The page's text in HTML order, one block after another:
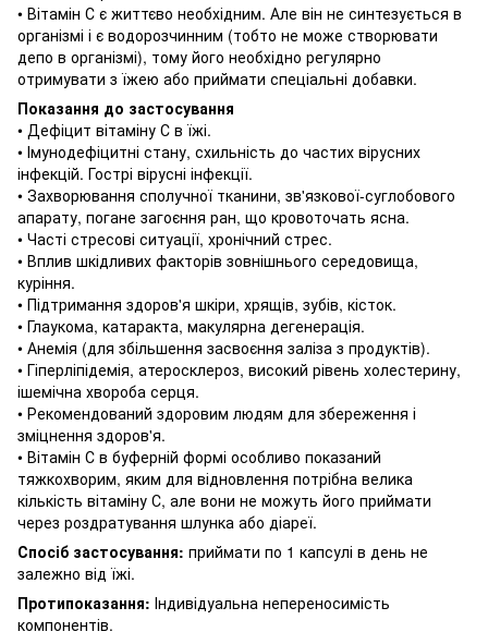
• Вітамін С є життєво необхідним. Але він не синтезується в
організмі і є водорозчинним (тобто не може створювати
депо в організмі), тому його необхідно регулярно
отримувати з їжею або приймати спеціальні добавки.
Показання до застосування
• Дефіцит вітаміну С в їжі.
• Імунодефіцитні стану, схильність до частих вірусних
інфекцій. Гострі вірусні інфекції.
• Захворювання сполучної тканини, зв'язкової-суглобового
апарату, погане загоєння ран, що кровоточать ясна.
• Часті стресові ситуації, хронічний стрес.
• Вплив шкідливих факторів зовнішнього середовища,
куріння.
• Підтримання здоров'я шкіри, хрящів, зубів, кісток.
• Глаукома, катаракта, макулярна дегенерація.
• Анемія (для збільшення засвоєння заліза з продуктів).
• Гіперліпідемія, атеросклероз, високий рівень холестерину,
ішемічна хвороба серця.
• Рекомендований здоровим людям для збереження і
зміцнення здоров'я.
• Вітамін С в буферній формі особливо показаний
тяжкохворим, яким для відновлення потрібна велика
кількість вітаміну С, але вони не можуть його приймати
через роздратування шлунка або діареї.
Спосіб застосування: приймати по 1 капсулі в день не
залежно від їжі.
Протипоказання: Індивідуальна непереносимість
компонентів.